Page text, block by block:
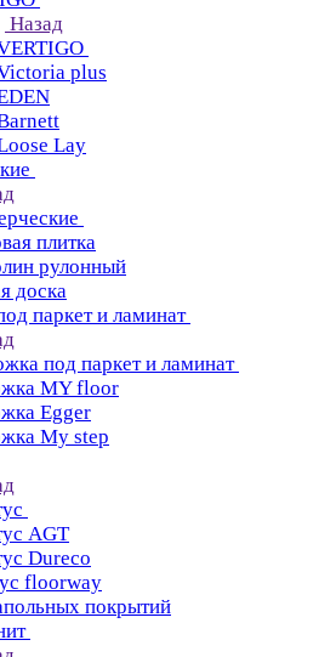
Назад
plus
Lay
плитка
рулонный
доска
паркет и ламинат
под паркет и ламинат
MY floor
Egger
My step
AGT
Dureco
floorway
покрытий